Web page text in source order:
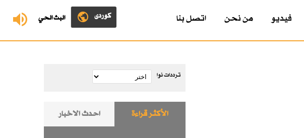
البث الحي کوردی فيديو من نحن اتصل بنا
ترددات نوا
الأكثر قراءة احدث الاخبار